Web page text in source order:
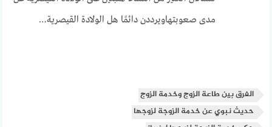
مدى صعوبتهاويرددن دائمًا هل الولادة القيصرية…
الفرق بين طاعة الزوج وخدمة الزوج
حديث نبوي عن خدمة الزوجة لزوجها